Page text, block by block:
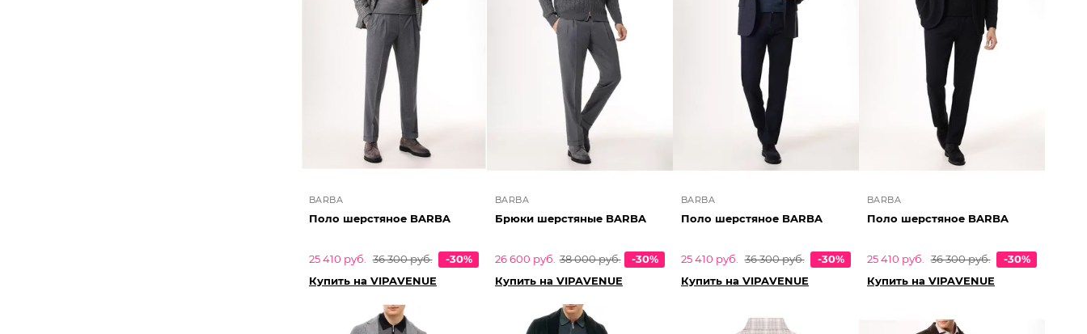
BARBA
Поло шерстяное BARBA
25 410 руб. 36 300 руб.
-30%
Купить на VIPAVENUE
BARBA
Брюки шерстяные BARBA
26 600 руб. 38 000 руб.
-30%
Купить на VIPAVENUE
BARBA
Поло шерстяное BARBA
25 410 руб. 36 300 руб.
-30%
Купить на VIPAVENUE
BARBA
Поло шерстяное BARBA
25 410 руб. 36 300 руб.
-30%
Купить на VIPAVENUE